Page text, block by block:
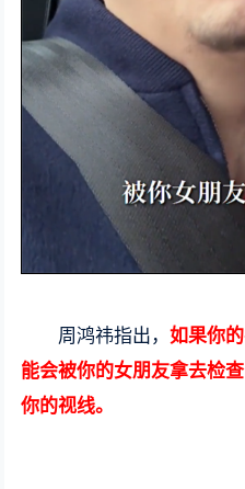
周鸿祎指出，如果你
能会被你的女朋友拿去检
你的视线。